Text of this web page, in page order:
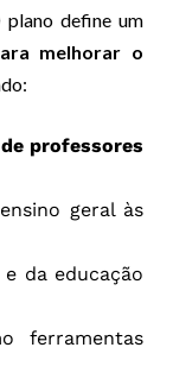
define um
melhorar o
professores
geral às
e da educação
ferramentas